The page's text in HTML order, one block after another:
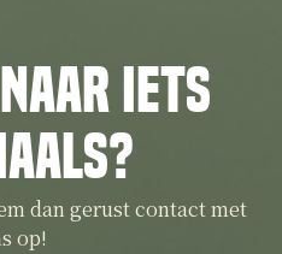
iets
dan gerust contact met
op!